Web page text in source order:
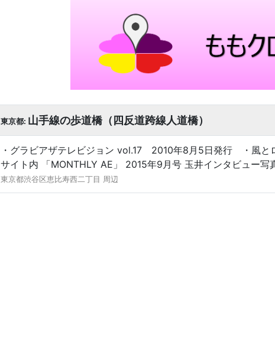
東京都: 山手線の歩道橋（四反道跨線人道橋）
・グラビアザテレビジョン vol.17 2010年8月5日発行 ・風
サイト内 「MONTHLY AE」 2015年9月号 玉井インタビュー写
東京都渋谷区恵比寿西二丁目 周辺